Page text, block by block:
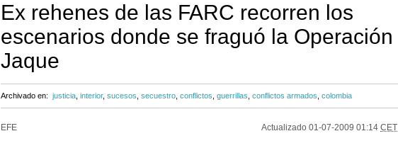
Ex rehenes de las FARC recorren los
escenarios donde se fraguó la Operación
Jaque
Archivado en: justicia interior, sucesos secuestro conflictos guerrillas conflictos armados colombia
EFE Actualizado 01-07-2009 01:14 CET